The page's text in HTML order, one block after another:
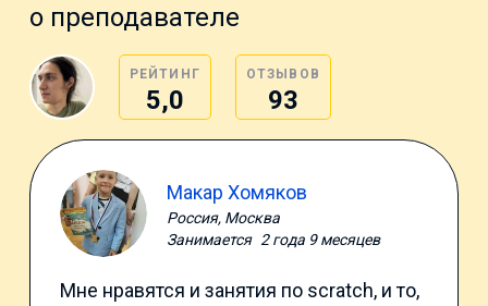
о преподавателе
РЕЙТИНГ
5,0
ОТЗЫВОВ
93
Макар Хомяков
Россия, Москва
Занимается 2 года 9 месяцев
Мне нравятся и занятия по scratch, и то,